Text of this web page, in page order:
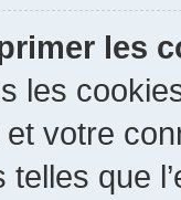
les
les
votre
que